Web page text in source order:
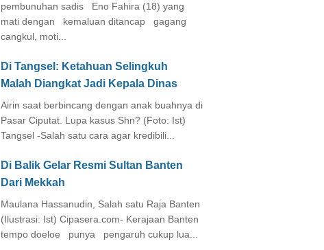
pembunuhan sadis Eno Fahira (18) yang
mati dengan kemaluan ditancap gagang
cangkul, moti...
Di Tangsel: Ketahuan Selingkuh
Malah Diangkat Jadi Kepala Dinas
Airin saat berbincang dengan anak buahnya di
Pasar Ciputat. Lupa kasus Shn? (Foto: Ist)
Tangsel -Salah satu cara agar kredibili...
Di Balik Gelar Resmi Sultan Banten
Dari Mekkah
Maulana Hassanudin, Salah satu Raja Banten
(Ilustrasi: Ist) Cipasera.com- Kerajaan Banten
tempo doeloe punya pengaruh cukup lua...